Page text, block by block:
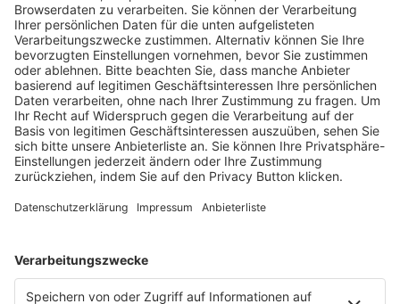
Fachmedien Recht und Wirtschaft
Ein Fachbereich der
dfv Mediengruppe
Mainzer Landstr. 251
60326 Frankfurt am Main
E-Mail:info@ruw.de
Web:https://www.ruw.de
AGB
Datenschutzerklärung